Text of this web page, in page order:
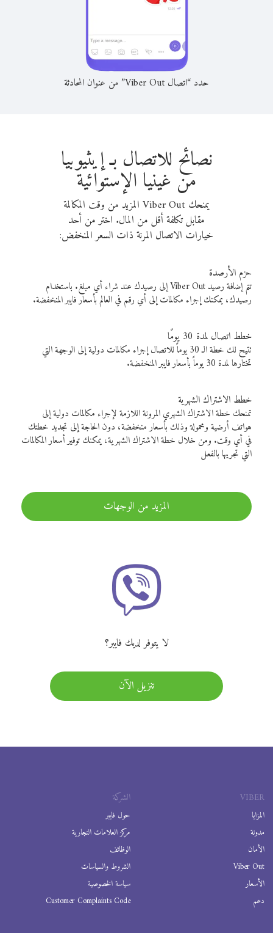
حدد “اتصال Viber Out” من عنوان المحادثة
نصائح للاتصال بـ إيثيوبيا
من غينيا الإستوائية
يمنحك Viber Out المزيد من وقت المكالمة
مقابل تكلفة أقل من المال. اختر من أحد
خيارات الاتصال المرنة ذات السعر المنخفض:
حزم الأرصدة
تتم إضافة رصيد Viber Out إلى رصيدك عند شراء أي مبلغ. باستخدام
رصيدك، يمكنك إجراء مكالمات إلى أي رقم في العالم بأسعار فايبر المنخفضة.
خطط اتصال لمدة 30 يومًا
تتيح لك خطة الـ 30 يوماً للاتصال إجراء مكالمات دولية إلى الوجهة التي
تختارها لمدة 30 يوماً بأسعار فايبر المنخفضة.
خطط الاشتراك الشهرية
تمنحك خطة الاشتراك الشهري المرونة اللازمة لإجراء مكالمات دولية إلى
هواتف أرضية ومحمولة وذلك بأسعار منخفضة، دون الحاجة إلى تجديد خطتك
في أي وقت. ومن خلال خطة الاشتراك الشهرية، يمكنك توفير أسعار المكالمات
التي تجريها بالفعل
المزيد من الوجهات
لا يتوفر لديك فايبر؟
تنزيل الآن
VIBER
المزايا
مدونة
الأمان
Viber Out
الأسعار
دعم
الشركة
حول فايبر
مركز العلامات التجارية
الوظائف
الشروط والسياسات
سياسة الخصوصية
Customer Complaints Code